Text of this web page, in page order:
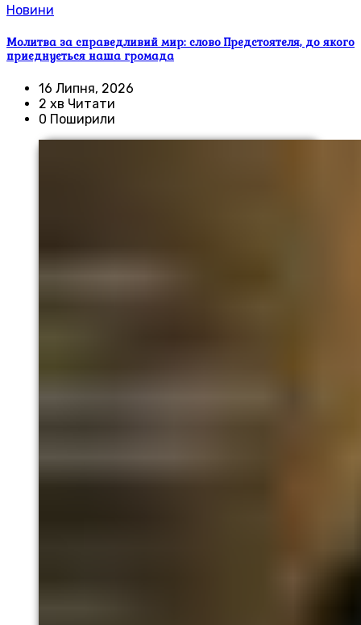
Новини
Молитва за справедливий мир: слово Предстоятеля, до якого
приєднується наша громада
16 Липня, 2026
2 хв Читати
0 Поширили